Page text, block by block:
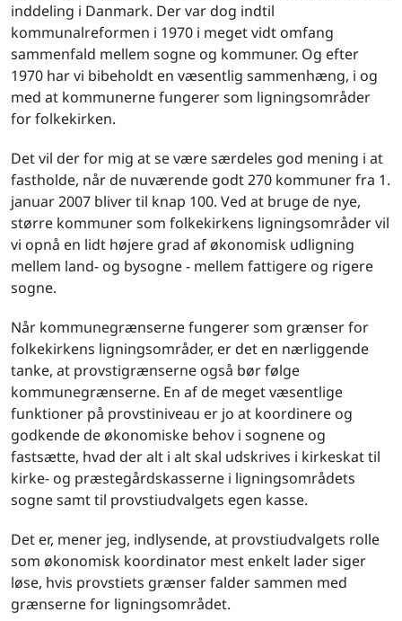
inddeling i Danmark. Der var dog indtil
kommunalreformen i 1970 i meget vidt omfang
sammenfald mellem sogne og kommuner. Og efter
1970 har vi bibeholdt en væsentlig sammenhæng, i og
med at kommunerne fungerer som ligningsområder
for folkekirken.
Det vil der for mig at se være særdeles god mening i at
fastholde, når de nuværende godt 270 kommuner fra 1.
januar 2007 bliver til knap 100. Ved at bruge de nye,
større kommuner som folkekirkens ligningsområder vil
vi opnå en lidt højere grad af økonomisk udligning
mellem land- og bysogne - mellem fattigere og rigere
sogne.
Når kommunegrænserne fungerer som grænser for
folkekirkens ligningsområder, er det en nærliggende
tanke, at provstigrænserne også bør følge
kommunegrænserne. En af de meget væsentlige
funktioner på provstiniveau er jo at koordinere og
godkende de økonomiske behov i sognene og
fastsætte, hvad der alt i alt skal udskrives i kirkeskat til
kirke- og præstegårdskasserne i ligningsområdets
sogne samt til provstiudvalgets egen kasse.
Det er, mener jeg, indlysende, at provstiudvalgets rolle
som økonomisk koordinator mest enkelt lader siger
løse, hvis provstiets grænser falder sammen med
grænserne for ligningsområdet.